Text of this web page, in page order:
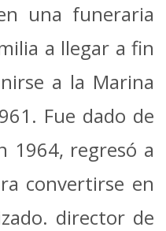
una funeraria
a llegar a fin
a la Marina
Fue dado de
1964, regresó a
convertirse en
director de